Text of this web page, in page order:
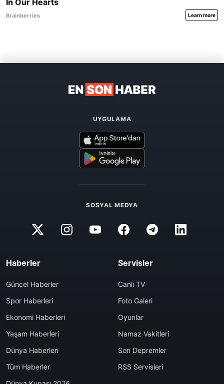
UYGULAMA
SOSYAL MEDYA
Haberler
Güncel Haberler
Spor Haberleri
Ekonomi Haberleri
Yaşam Haberleri
Dünya Haberleri
Tüm Haberler
Servisler
Canlı TV
Foto Galeri
Oyunlar
Namaz Vakitleri
Son Depremler
RSS Servisleri